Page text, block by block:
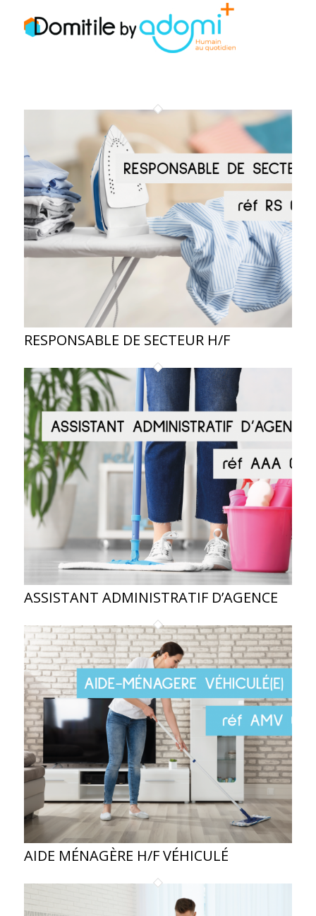
RESPONSABLE DE SECTEUR H/F
ASSISTANT ADMINISTRATIF D’AGENCE
AIDE MÉNAGÈRE H/F VÉHICULÉ